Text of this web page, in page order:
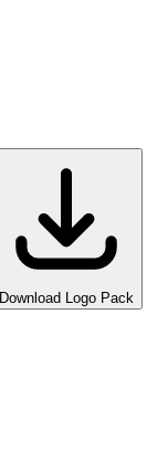
Download Logo Pack